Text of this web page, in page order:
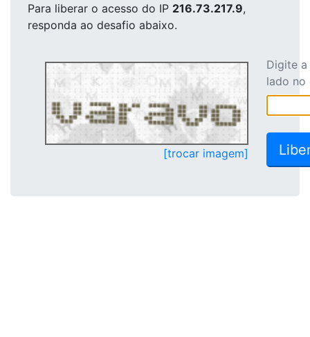
Para liberar o acesso do IP 216.73.217.9,
responda ao desafio abaixo.
[trocar imagem]
Digite
lado no